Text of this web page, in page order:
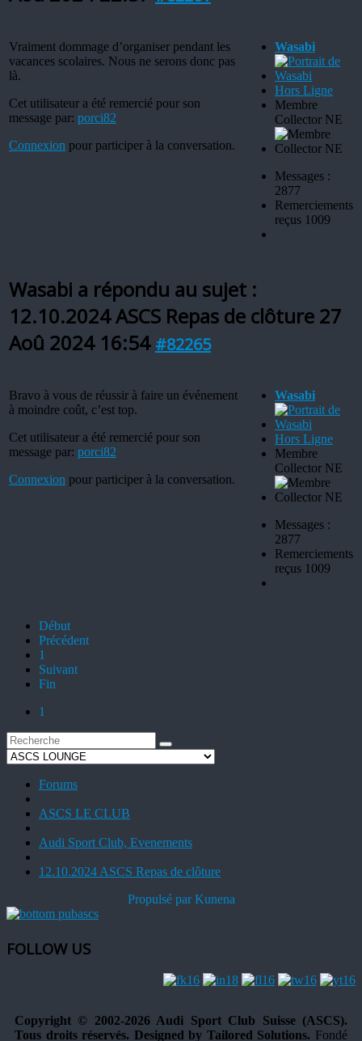
Vraiment dommage d’organiser pendant les
vacances scolaires. Nous ne serons donc pas
là.
Cet utilisateur a été remercié pour son
message par: porci82
Connexion pour participer à la conversation.
Wasabi
Hors Ligne
Membre
Collector NE
Messages :
2877
Remerciements
reçus 1009
Wasabi a répondu au sujet :
12.10.2024 ASCS Repas de clôture 27
Aoû 2024 16:54 #82265
Bravo à vous de réussir à faire un événement
à moindre coût, c’est top.
Cet utilisateur a été remercié pour son
message par: porci82
Connexion pour participer à la conversation.
Wasabi
Hors Ligne
Membre
Collector NE
Messages :
2877
Remerciements
reçus 1009
Début
Précédent
1
Suivant
Fin
1
Forums
ASCS LE CLUB
Audi Sport Club, Evenements
12.10.2024 ASCS Repas de clôture
Propulsé parKunena
FOLLOW US
Copyright © 2002-2026 Audi Sport Club Suisse (ASCS).
Tous droits réservés. Designed by Tailored Solutions. Fondé